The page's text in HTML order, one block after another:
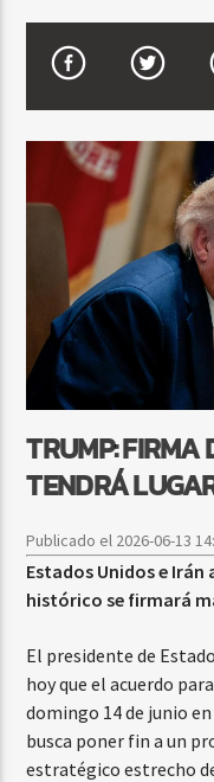
Beone Radio
TRUMP: FIRMA
TENDRÁ
Publicado el 2026-06-13
Estados Unidos e Irán
histórico se firmará
El presidente de
hoy que el acuerdo
domingo 14 de junio
busca poner fin a un
estratégico estrecho